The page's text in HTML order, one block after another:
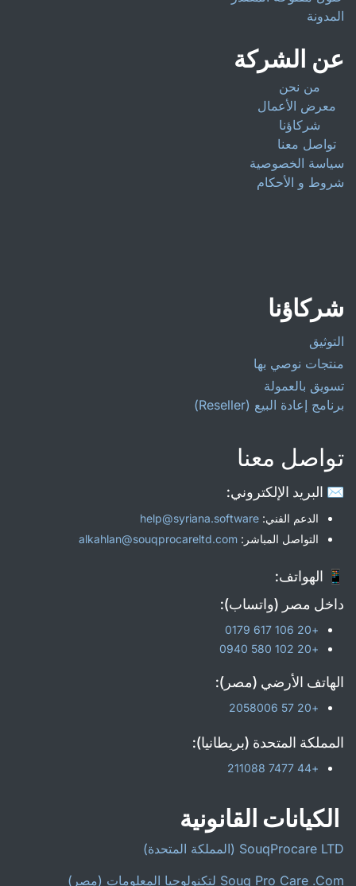
المدونة
عن الشركة
من نحن
معرض الأعمال
شركاؤنا
تواصل معنا
سياسة الخصوصية
شروط و الأحكام
شركاؤنا
التوثيق
منتجات نوصي بها
تسويق بالعمولة
برنامج إعادة البيع (Reseller)
تواصل معنا
✉️ البريد الإلكتروني:
الدعم الفني: help@syriana.software
التواصل المباشر: alkahlan@souqprocareltd.com
📱 الهواتف:
داخل مصر (واتساب):
+20 106 617 0179
+20 102 580 0940
الهاتف الأرضي (مصر):
+20 57 2058006
المملكة المتحدة (بريطانيا):
+44 7477 211088
الكيانات القانونية
SouqProcare LTD (المملكة المتحدة)
Souq Pro Care .Com لتكنولوجيا المعلومات (مصر)